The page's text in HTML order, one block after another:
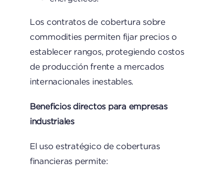
Los contratos de cobertura sobre
commodities permiten fijar precios o
establecer rangos, protegiendo costos
de producción frente a mercados
internacionales inestables.
Beneficios directos para empresas
industriales
El uso estratégico de coberturas
financieras permite: